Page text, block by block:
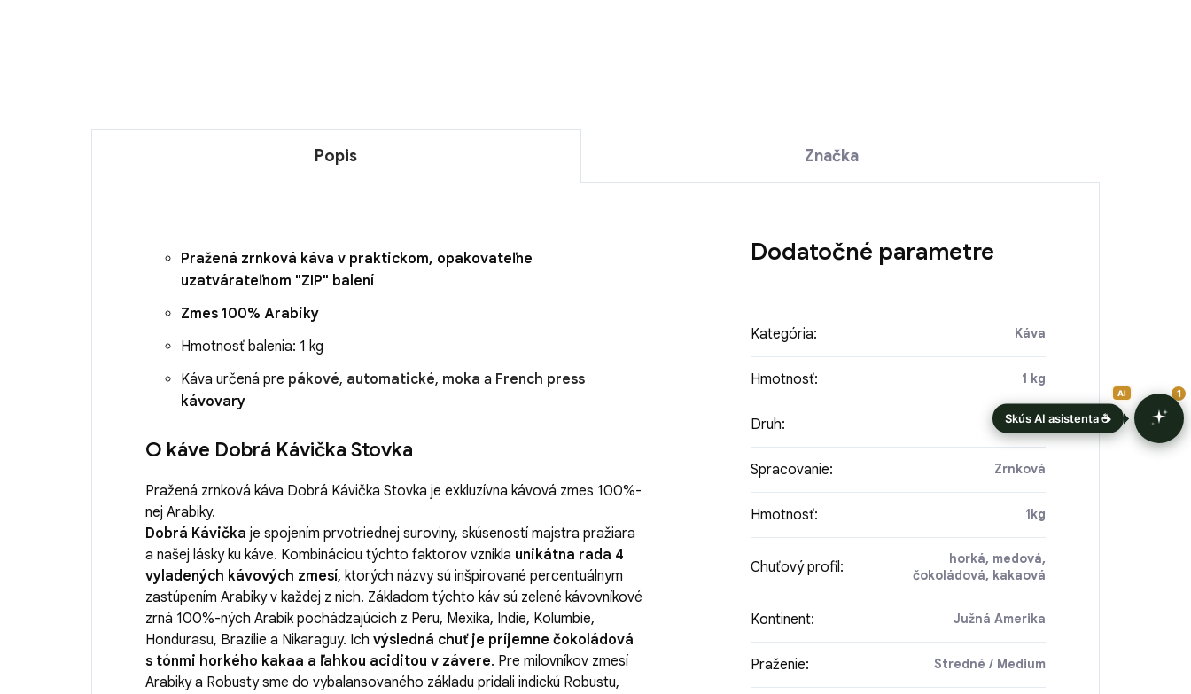
Popis Značka
Pražená zrnková káva v praktickom, opakovateľne
uzatvárateľnom "ZIP" balení
Zmes 100% Arabiky
Hmotnosť balenia: 1 kg
Káva určená pre pákové, automatické, moka a French press
kávovary
O káve Dobrá Kávička Stovka
Pražená zrnková káva Dobrá Kávička Stovka je exkluzívna kávová zmes 100%-
nej Arabiky.
Dobrá Kávička je spojením prvotriednej suroviny, skúseností majstra pražiara
a našej lásky ku káve. Kombináciou týchto faktorov vznikla unikátna rada 4
vyladených kávových zmesí, ktorých názvy sú inšpirované percentuálnym
zastúpením Arabiky v každej z nich. Základom týchto káv sú zelené kávovníkové
zrná 100%-ných Arabík pochádzajúcich z Peru, Mexika, Indie, Kolumbie,
Hondurasu, Brazílie a Nikaraguy. Ich výsledná chuť je príjemne čokoládová
s tónmi horkého kakaa a ľahkou aciditou v závere. Pre milovníkov zmesí
Arabiky a Robusty sme do vybalansovaného základu pridali indickú Robustu,
Dodatočné parametre
Kategória: Káva
Hmotnosť: 1 kg
Druh: Arabika
Spracovanie: Zrnková
Hmotnosť: 1kg
Chuťový profil:
horká, medová,
čokoládová, kakaová
Kontinent: Južná Amerika
Praženie: Stredné / Medium